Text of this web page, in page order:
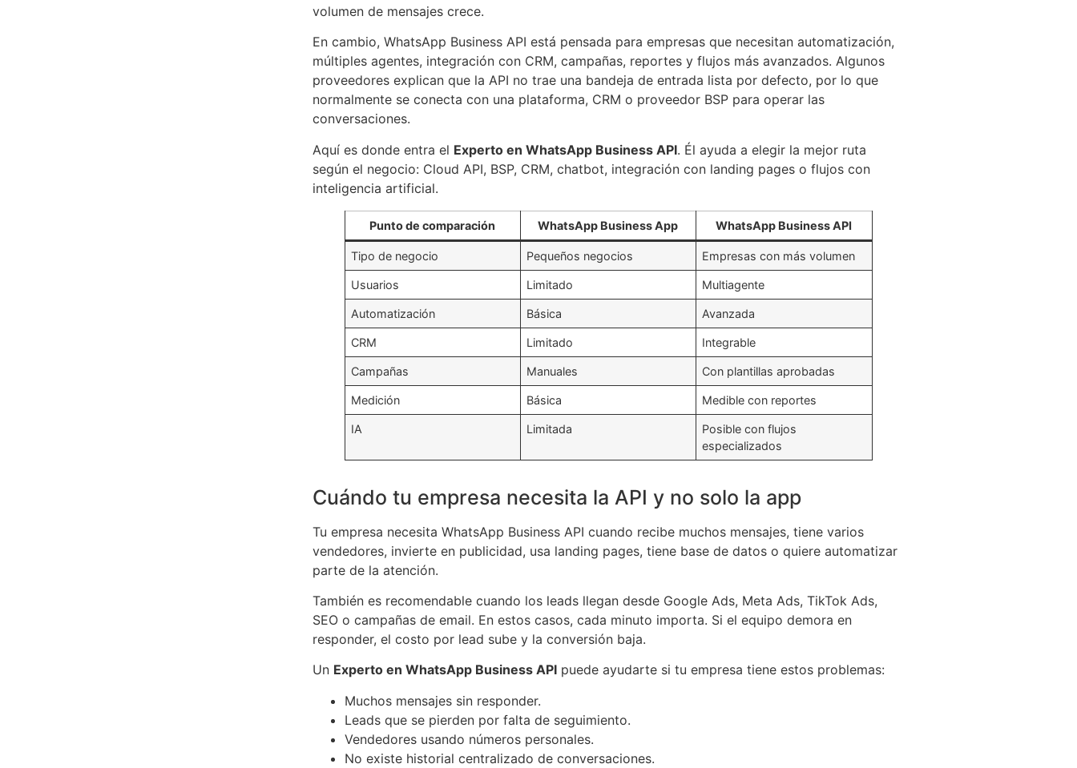
volumen de mensajes crece.
En cambio, WhatsApp Business API está pensada para empresas que necesitan automatización,
múltiples agentes, integración con CRM, campañas, reportes y flujos más avanzados. Algunos
proveedores explican que la API no trae una bandeja de entrada lista por defecto, por lo que
normalmente se conecta con una plataforma, CRM o proveedor BSP para operar las
conversaciones.
Aquí es donde entra el Experto en WhatsApp Business API. Él ayuda a elegir la mejor ruta
según el negocio: Cloud API, BSP, CRM, chatbot, integración con landing pages o flujos con
inteligencia artificial.
Punto de comparación WhatsApp Business App WhatsApp Business API
Tipo de negocio Pequeños negocios Empresas con más volumen
Usuarios Limitado Multiagente
Automatización Básica Avanzada
CRM Limitado Integrable
Campañas Manuales Con plantillas aprobadas
Medición Básica Medible con reportes
IA Limitada
Posible con flujos
especializados
Cuándo tu empresa necesita la API y no solo la app
Tu empresa necesita WhatsApp Business API cuando recibe muchos mensajes, tiene varios
vendedores, invierte en publicidad, usa landing pages, tiene base de datos o quiere automatizar
parte de la atención.
También es recomendable cuando los leads llegan desde Google Ads, Meta Ads, TikTok Ads,
SEO o campañas de email. En estos casos, cada minuto importa. Si el equipo demora en
responder, el costo por lead sube y la conversión baja.
Un Experto en WhatsApp Business APIpuede ayudarte si tu empresa tiene estos problemas:
Muchos mensajes sin responder.
Leads que se pierden por falta de seguimiento.
Vendedores usando números personales.
No existe historial centralizado de conversaciones.